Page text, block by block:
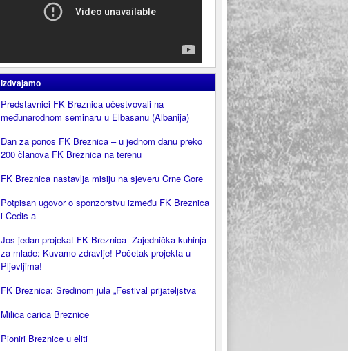
Izdvajamo
Predstavnici FK Breznica učestvovali na
međunarodnom seminaru u Elbasanu (Albanija)
Dan za ponos FK Breznica – u jednom danu preko
200 članova FK Breznica na terenu
FK Breznica nastavlja misiju na sjeveru Crne Gore
Potpisan ugovor o sponzorstvu između FK Breznica
i Cedis-a
Jos jedan projekat FK Breznica -Zajednička kuhinja
za mlade: Kuvamo zdravlje! Početak projekta u
Pljevljima!
FK Breznica: Sredinom jula „Festival prijateljstva
Milica carica Breznice
Pioniri Breznice u eliti